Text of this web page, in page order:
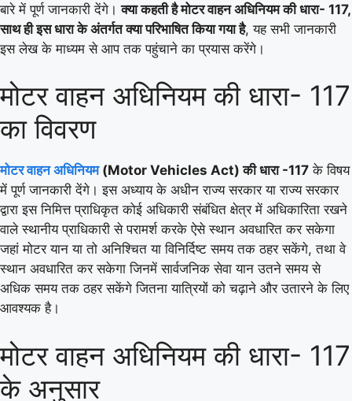
बारे में पूर्ण जानकारी देंगे।क्या कहती है मोटर वाहन अधिनियम की धारा- 117,
साथ ही इस धारा के अंतर्गत क्या परिभाषित किया गया है, यह सभी जानकारी
इस लेख के माध्यम से आप तक पहुंचाने का प्रयास करेंगे।
मोटर वाहन अधिनियम की धारा- 117
का विवरण
मोटर वाहन अधिनियम(Motor Vehicles Act) की धारा -117 के विषय
में पूर्ण जानकारी देंगे। इस अध्याय के अधीन राज्य सरकार या राज्य सरकार
द्वारा इस निमित्त प्राधिकृत कोई अधिकारी संबंधित क्षेत्र में अधिकारिता रखने
वाले स्थानीय प्राधिकारी से परामर्श करके ऐसे स्थान अवधारित कर सकेगा
जहां मोटर यान या तो अनिश्चित या विनिर्दिष्ट समय तक ठहर सकेंगे, तथा वे
स्थान अवधारित कर सकेगा जिनमें सार्वजनिक सेवा यान उतने समय से
अधिक समय तक ठहर सकेंगे जितना यात्रियों को चढ़ाने और उतारने के लिए
आवश्यक है।
मोटर वाहन अधिनियम की धारा- 117
के अनुसार